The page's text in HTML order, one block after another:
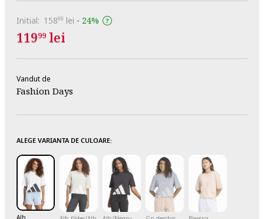
Initial: 15899 lei - 24%
11999 lei
Vandut de
Fashion Days
ALEGE VARIANTA DE CULOARE: